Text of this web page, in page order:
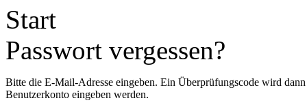
Start
Passwort vergessen?
Bitte die E-Mail-Adresse eingeben. Ein Überprüfungscode wird
Benutzerkonto eingeben werden.